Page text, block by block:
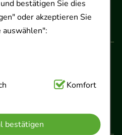
bestätigen Sie dies
oder akzeptieren Sie
handelt es sich um
unserer
(z.B. Navigation,
weshalb auf diese nicht
Komfort
bestätigen